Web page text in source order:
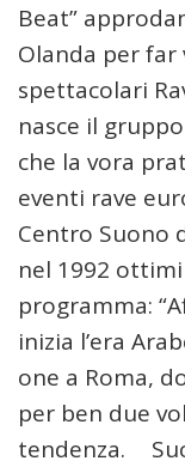
Beat”
Olanda per
spettacolari
nasce il
che la vora
eventi rave
Centro Suono
nel 1992
programma:
inizia l’era
one a Roma,
per ben due
tendenza.